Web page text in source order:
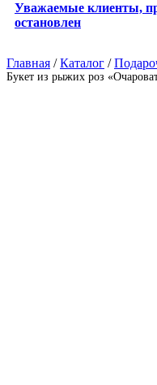
Уважаемые клиенты,
остановлен
Главная /Каталог /
Букет из рыжих роз